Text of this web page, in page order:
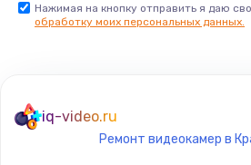
Нажимая на кнопку отправить я даю
обработку моих персональных данных.
iq-video.ru
Ремонт видеокамер в